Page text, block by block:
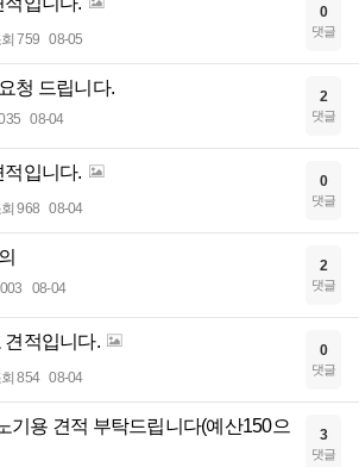
759 08-05
0
댓글
청 드립니다.
08-04
2
댓글
적입니다.
968 08-04
0
댓글
08-04
2
댓글
견적입니다.
854 08-04
0
댓글
기용 견적 부탁드립니다(예산150으
3
댓글